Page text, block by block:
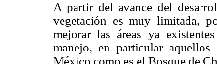
A partir del avance del
vegetación es muy limitada,
mejorar las áreas ya
manejo, en particular
México como es el Bosque de